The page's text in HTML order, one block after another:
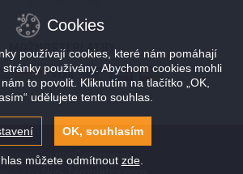
MOŽNOSTI PLATBY
bynopCommerce
Cookies
používají cookies, které nám pomáhají
používány. Abychom cookies mohli
to povolit. Kliknutím na tlačítko „OK,
udělujete tento souhlas.
OK, souhlasím
můžete odmítnout zde.